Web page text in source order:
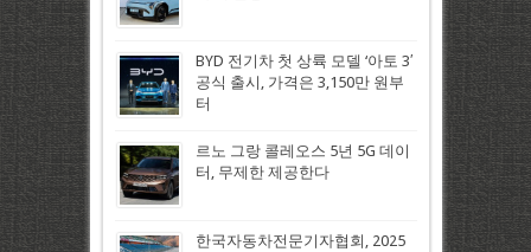
BYD 전기차 첫 상륙 모델 ‘아토 3′
공식 출시, 가격은 3,150만 원부
터
르노 그랑 콜레오스 5년 5G 데이
터, 무제한 제공한다
한국자동차전문기자협회, 2025